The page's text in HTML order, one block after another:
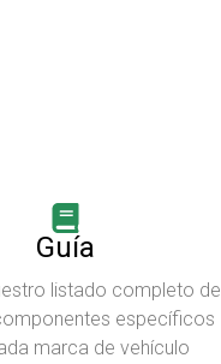
Guía
listado completo de
específicos
marca de vehículo